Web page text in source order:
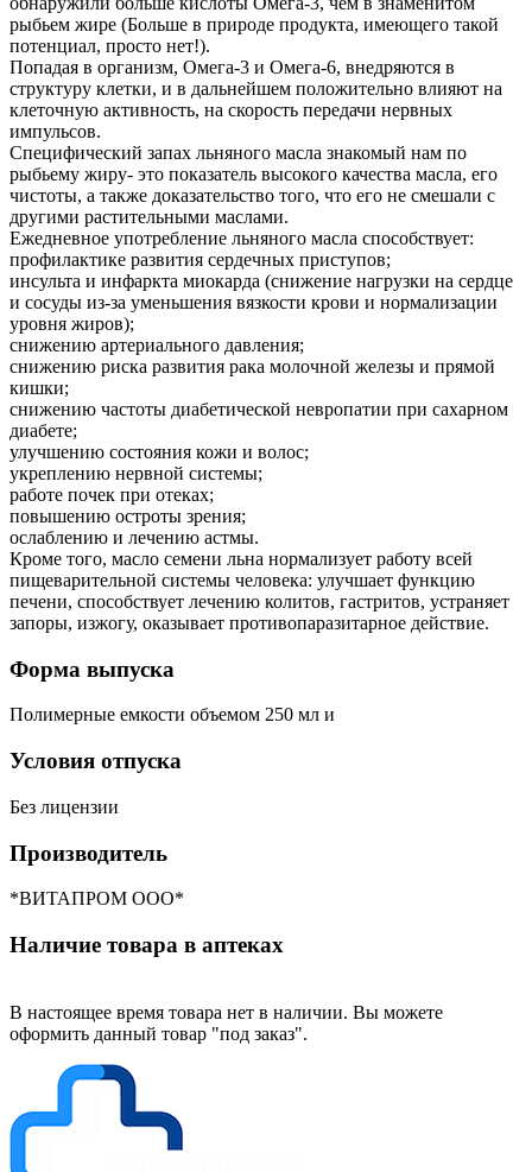
рыбьем жире (Больше в природе продукта, имеющего такой
потенциал, просто нет!).
Попадая в организм, Омега-3 и Омега-6, внедряются в
структуру клетки, и в дальнейшем положительно влияют на
клеточную активность, на скорость передачи нервных
импульсов.
Специфический запах льняного масла знакомый нам по
рыбьему жиру- это показатель высокого качества масла, его
чистоты, а также доказательство того, что его не смешали с
другими растительными маслами.
Ежедневное употребление льняного масла способствует:
профилактике развития сердечных приступов;
инсульта и инфаркта миокарда (снижение нагрузки на сердце
и сосуды из-за уменьшения вязкости крови и нормализации
уровня жиров);
снижению артериального давления;
снижению риска развития рака молочной железы и прямой
кишки;
снижению частоты диабетической невропатии при сахарном
диабете;
улучшению состояния кожи и волос;
укреплению нервной системы;
работе почек при отеках;
повышению остроты зрения;
ослаблению и лечению астмы.
Кроме того, масло семени льна нормализует работу всей
пищеварительной системы человека: улучшает функцию
печени, способствует лечению колитов, гастритов, устраняет
запоры, изжогу, оказывает противопаразитарное действие.
Форма выпуска
Полимерные емкости объемом 250 мл и
Условия отпуска
Без лицензии
Производитель
*ВИТАПРОМ ООО*
Наличие товара в аптеках
В настоящее время товара нет в наличии. Вы можете
оформить данный товар "под заказ".